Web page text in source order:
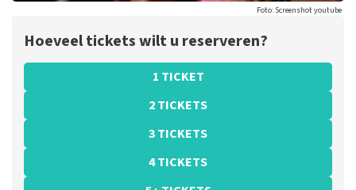
Foto: Screenshot youtube
Hoeveel tickets wilt u reserveren?
1 TICKET
2 TICKETS
3 TICKETS
4 TICKETS